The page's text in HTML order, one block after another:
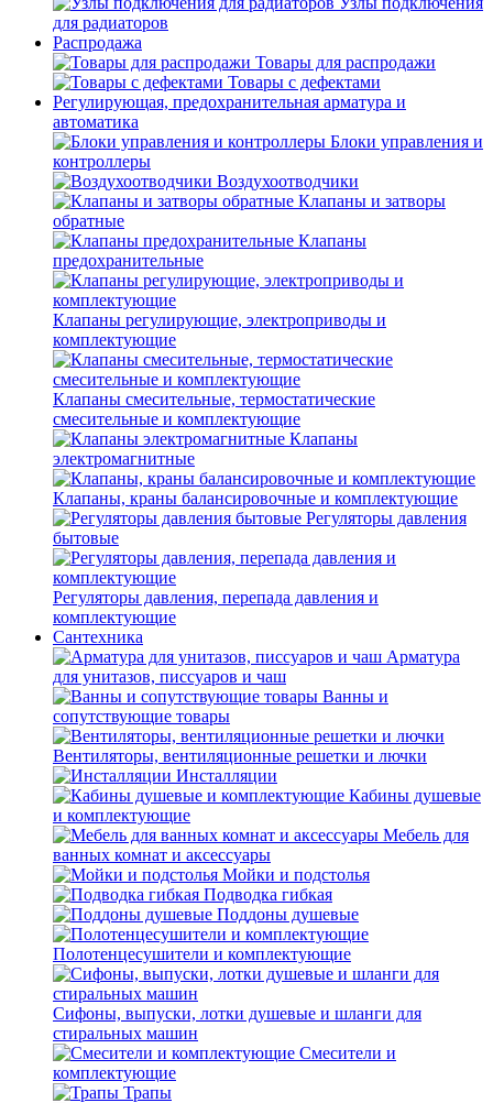
для радиаторов
Распродажа
Товары для распродажи
Товары с дефектами
Регулирующая, предохранительная арматура и
автоматика
Блоки управления и
контроллеры
Воздухоотводчики
Клапаны и затворы
обратные
Клапаны
предохранительные
Клапаны регулирующие, электроприводы и
комплектующие
Клапаны смесительные, термостатические
смесительные и комплектующие
Клапаны
электромагнитные
Клапаны, краны балансировочные и комплектующие
Регуляторы давления
бытовые
Регуляторы давления, перепада давления и
комплектующие
Сантехника
Арматура
для унитазов, писсуаров и чаш
Ванны и
сопутствующие товары
Вентиляторы, вентиляционные решетки и лючки
Инсталляции
Кабины душевые
и комплектующие
Мебель для
ванных комнат и аксессуары
Мойки и подстолья
Подводка гибкая
Поддоны душевые
Полотенцесушители и комплектующие
Сифоны, выпуски, лотки душевые и шланги для
стиральных машин
Смесители и
комплектующие
Трапы